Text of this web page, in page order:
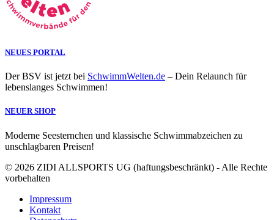
NEUES PORTAL
Der BSV ist jetzt bei SchwimmWelten.de – Dein Relaunch für
lebenslanges Schwimmen!
NEUER SHOP
Moderne Seesternchen und klassische Schwimmabzeichen zu
unschlagbaren Preisen!
© 2026 ZIDI ALLSPORTS UG (haftungsbeschränkt) - Alle Rechte
vorbehalten
Impressum
Kontakt